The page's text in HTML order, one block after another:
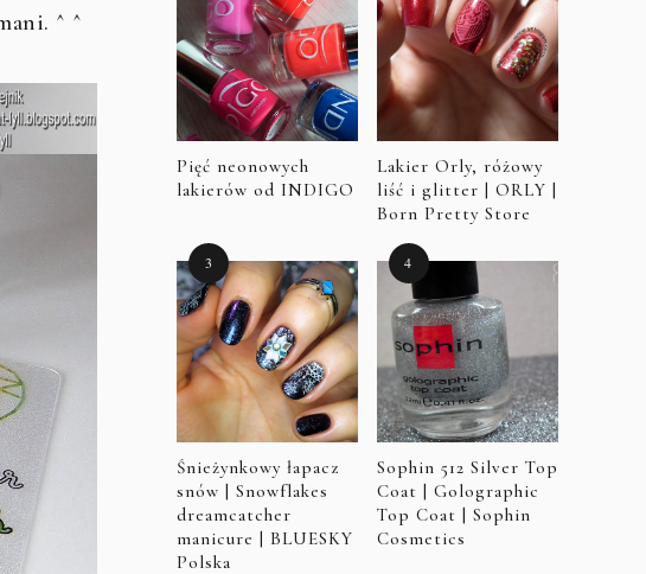
^ ^
Pięć neonowych
lakierów od INDIGO
Lakier Orly, różowy
liść i glitter | ORLY |
Born Pretty Store
Śnieżynkowy łapacz
snów | Snowflakes
dreamcatcher
manicure | BLUESKY
Polska
Sophin 512 Silver Top
Coat | Golographic
Top Coat | Sophin
Cosmetics